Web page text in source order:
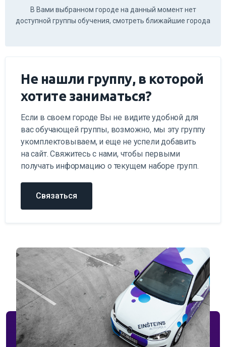
В Вами выбранном городе на данный момент нет
доступной группы обучения, смотреть ближайшие города
Не нашли группу, в которой
хотите заниматься?
Если в своем городе Вы не видите удобной для
вас обучающей группы, возможно, мы эту группу
укомплектовываем, и еще не успели добавить
на сайт. Свяжитесь с нами, чтобы первыми
получать информацию о текущем наборе групп.
Связаться